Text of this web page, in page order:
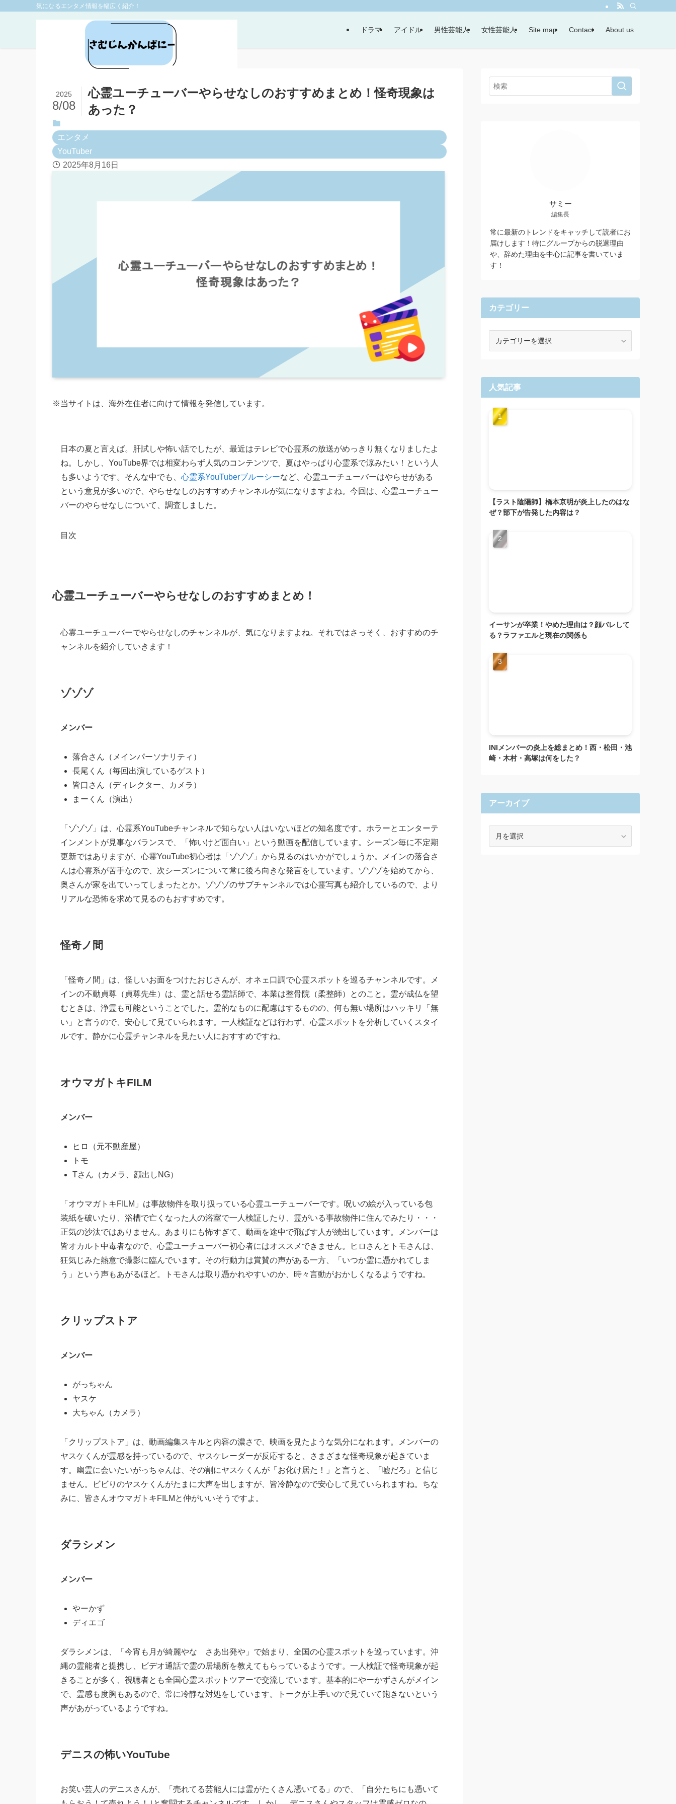
気になるエンタメ情報を幅広く紹介！
ドラマ アイドル 男性芸能人 女性芸能人 Site map Contact About us
エンタメ
心霊ユーチューバーやらせなしのおすすめまとめ！怪奇現象は
あった？
2025
8/08
エンタメ
YouTuber
2025年8月16日
※当サイトは、海外在住者に向けて情報を発信しています。
日本の夏と言えば。肝試しや怖い話でしたが、最近はテレビで心霊系の放送がめっきり無くなりましたよ
ね。しかし、YouTube界では相変わらず人気のコンテンツで、夏はやっぱり心霊系で涼みたい！という人
も多いようです。そんな中でも、 心霊系YouTuberブルーシーなど、心霊ユーチューバーはやらせがある
という意見が多いので、やらせなしのおすすめチャンネルが気になりますよね。今回は、心霊ユーチュー
バーのやらせなしについて、調査しました。
目次
心霊ユーチューバーやらせなしのおすすめまとめ！
心霊ユーチューバーでやらせなしのチャンネルが、気になりますよね。それではさっそく、おすすめのチ
ャンネルを紹介していきます！
ゾゾゾ
メンバー
落合さん（メインパーソナリティ）
長尾くん（毎回出演しているゲスト）
皆口さん（ディレクター、カメラ）
まーくん（演出）
「ゾゾゾ」は、心霊系YouTubeチャンネルで知らない人はいないほどの知名度です。ホラーとエンターテ
インメントが見事なバランスで、「怖いけど面白い」という動画を配信しています。シーズン毎に不定期
更新ではありますが、心霊YouTube初心者は「ゾゾゾ」から見るのはいかがでしょうか。メインの落合さ
んは心霊系が苦手なので、次シーズンについて常に後ろ向きな発言をしています。ゾゾゾを始めてから、
奥さんが家を出ていってしまったとか。ゾゾゾのサブチャンネルでは心霊写真も紹介しているので、より
リアルな恐怖を求めて見るのもおすすめです。
怪奇ノ間
「怪奇ノ間」は、怪しいお面をつけたおじさんが、オネェ口調で心霊スポットを巡るチャンネルです。メ
インの不動貞尊（貞尊先生）は、霊と話せる霊話師で、本業は整骨院（柔整師）とのこと。霊が成仏を望
むときは、浄霊も可能ということでした。霊的なものに配慮はするものの、何も無い場所はハッキリ「無
い」と言うので、安心して見ていられます。一人検証などは行わず、心霊スポットを分析していくスタイ
ルです。静かに心霊チャンネルを見たい人におすすめですね。
オウマガトキFILM
メンバー
ヒロ（元不動産屋）
トモ
Tさん（カメラ、顔出しNG）
「オウマガトキFILM」は事故物件を取り扱っている心霊ユーチューバーです。呪いの絵が入っている包
装紙を破いたり、浴槽で亡くなった人の浴室で一人検証したり、霊がいる事故物件に住んでみたり・・・
正気の沙汰ではありません。あまりにも怖すぎて、動画を途中で飛ばす人が続出しています。メンバーは
皆オカルト中毒者なので、心霊ユーチューバー初心者にはオススメできません。ヒロさんとトモさんは、
狂気じみた熱意で撮影に臨んでいます。その行動力は賞賛の声がある一方、「いつか霊に憑かれてしま
う」という声もあがるほど。トモさんは取り憑かれやすいのか、時々言動がおかしくなるようですね。
クリップストア
メンバー
がっちゃん
ヤスケ
大ちゃん（カメラ）
「クリップストア」は、動画編集スキルと内容の濃さで、映画を見たような気分になれます。メンバーの
ヤスケくんが霊感を持っているので、ヤスケレーダーが反応すると、さまざまな怪奇現象が起きていま
す。幽霊に会いたいがっちゃんは、その割にヤスケくんが「お化け居た！」と言うと、「嘘だろ」と信じ
ません。ビビりのヤスケくんがたまに大声を出しますが、皆冷静なので安心して見ていられますね。ちな
みに、皆さんオウマガトキFILMと仲がいいそうですよ。
ダラシメン
メンバー
やーかず
ディエゴ
ダラシメンは、「今宵も月が綺麗やな さあ出発や」で始まり、全国の心霊スポットを巡っています。沖
縄の霊能者と提携し、ビデオ通話で霊の居場所を教えてもらっているようです。一人検証で怪奇現象が起
きることが多く、視聴者とも全国心霊スポットツアーで交流しています。基本的にやーかずさんがメイン
で、霊感も度胸もあるので、常に冷静な対処をしています。トークが上手いので見ていて飽きないという
声があがっているようですね。
デニスの怖いYouTube
お笑い芸人のデニスさんが、「売れてる芸能人には霊がたくさん憑いてる」ので、「自分たちにも憑いて
サミー
編集長
常に最新のトレンドをキャッチして読者にお
届けします！特にグループからの脱退理由
や、辞めた理由を中心に記事を書いていま
す！
カテゴリー
ー
人気記事
【ラスト陰陽師】橋本京明が炎上したのはな
ぜ？部下が告発した内容は？
イーサンが卒業！やめた理由は？顔バレして
る？ラファエルと現在の関係も
INIメンバーの炎上を総まとめ！西・松田・池
崎・木村・高塚は何をした？
アーカイブ